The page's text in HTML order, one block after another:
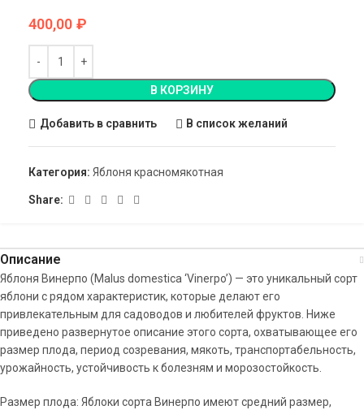
400,00 ₽
В КОРЗИНУ
Добавить в сравнить В список желаний
Категория: Яблоня красномякотная
Share:
Описание
Яблоня Винерпо (Malus domestica ‘Vinerpo’) — это уникальный сорт
яблони с рядом характеристик, которые делают его
привлекательным для садоводов и любителей фруктов. Ниже
приведено развернутое описание этого сорта, охватывающее его
размер плода, период созревания, мякоть, транспортабельность,
урожайность, устойчивость к болезням и морозостойкость.
Размер плода: Яблоки сорта Винерпо имеют средний размер,